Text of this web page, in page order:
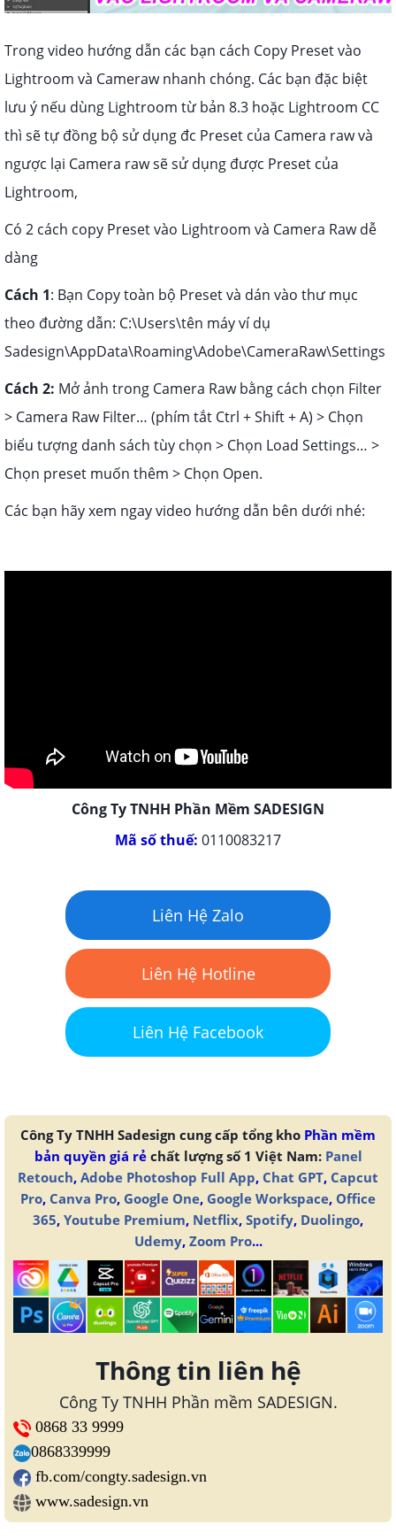
Trong video hướng dẫn các bạn cách Copy Preset vào
Lightroom và Cameraw nhanh chóng. Các bạn đặc biệt
lưu ý nếu dùng Lightroom từ bản 8.3 hoặc Lightroom CC
thì sẽ tự đồng bộ sử dụng đc Preset của Camera raw và
ngược lại Camera raw sẽ sử dụng được Preset của
Lightroom,
Có 2 cách copy Preset vào Lightroom và Camera Raw dễ
dàng
Cách 1: Bạn Copy toàn bộ Preset và dán vào thư mục
theo đường dẫn: C:\Users\tên máy ví dụ
Sadesign\AppData\Roaming\Adobe\CameraRaw\Settings
Cách 2: Mở ảnh trong Camera Raw bằng cách chọn Filter
> Camera Raw Filter… (phím tắt Ctrl + Shift + A) > Chọn
biểu tượng danh sách tùy chọn > Chọn Load Settings… >
Chọn preset muốn thêm > Chọn Open.
Các bạn hãy xem ngay video hướng dẫn bên dưới nhé:
Công Ty TNHH Phần Mềm SADESIGN
Mã số thuế: 0110083217
Liên Hệ Zalo
Liên Hệ Hotline
Liên Hệ Facebook
Công Ty TNHH Sadesign cung cấp tổng kho Phần mềm
bản quyền giá rẻchất lượng số 1 Việt Nam: Panel
Retouch, Adobe Photoshop Full App, Chat GPT, Capcut
Pro, Canva Pro, Google One, Google Workspace, Office
365, Youtube Premium, Netflix, Spotify, Duolingo,
Udemy, Zoom Pro...
Thông tin liên hệ
Công Ty TNHH Phần mềm SADESIGN.
0868 33 9999
0868339999
fb.com/congty.sadesign.vn
www.sadesign.vn